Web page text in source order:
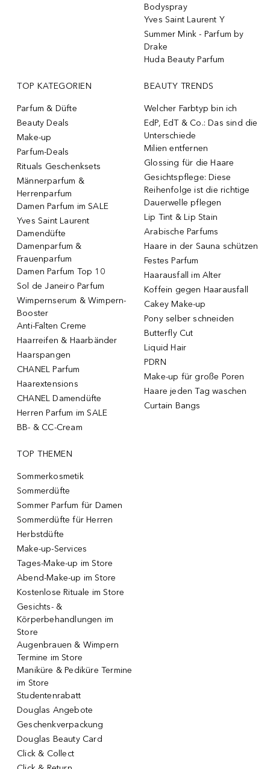
Bodyspray
Yves Saint Laurent Y
Summer Mink - Parfum by
Drake
Huda Beauty Parfum
TOP KATEGORIEN
Parfum & Düfte
Beauty Deals
Make-up
Parfum-Deals
Rituals Geschenksets
Männerparfum &
Herrenparfum
Damen Parfum im SALE
Yves Saint Laurent
Damendüfte
Damenparfum &
Frauenparfum
Damen Parfum Top 10
Sol de Janeiro Parfum
Wimpernserum & Wimpern-
Booster
Anti-Falten Creme
Haarreifen & Haarbänder
Haarspangen
CHANEL Parfum
Haarextensions
CHANEL Damendüfte
Herren Parfum im SALE
BB- & CC-Cream
BEAUTY TRENDS
Welcher Farbtyp bin ich
EdP, EdT & Co.: Das sind die
Unterschiede
Milien entfernen
Glossing für die Haare
Gesichtspflege: Diese
Reihenfolge ist die richtige
Dauerwelle pflegen
Lip Tint & Lip Stain
Arabische Parfums
Haare in der Sauna schützen
Festes Parfum
Haarausfall im Alter
Koffein gegen Haarausfall
Cakey Make-up
Pony selber schneiden
Butterfly Cut
Liquid Hair
PDRN
Make-up für große Poren
Haare jeden Tag waschen
Curtain Bangs
TOP THEMEN
Sommerkosmetik
Sommerdüfte
Sommer Parfum für Damen
Sommerdüfte für Herren
Herbstdüfte
Make-up-Services
Tages-Make-up im Store
Abend-Make-up im Store
Kostenlose Rituale im Store
Gesichts- &
Körperbehandlungen im
Store
Augenbrauen & Wimpern
Termine im Store
Maniküre & Pediküre Termine
im Store
Studentenrabatt
Douglas Angebote
Geschenkverpackung
Douglas Beauty Card
Click & Collect